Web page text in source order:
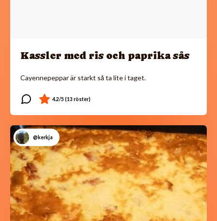
Kassler med ris och paprika sås
Cayennepeppar är starkt så ta lite i taget.
@kerkja